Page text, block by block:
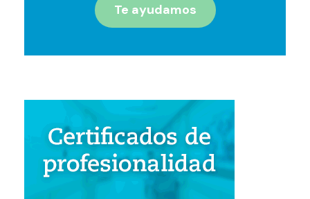
Te ayudamos